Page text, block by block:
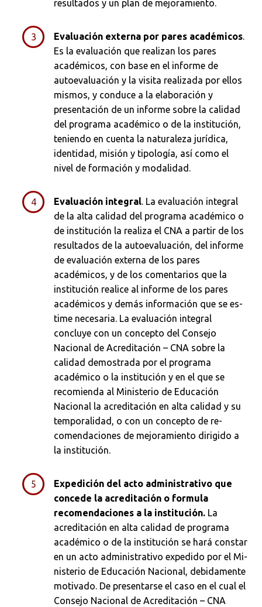
resultados y un plan de mejora­miento.
Evaluación externa por pares académicos.
Es la evaluación que realizan los pares
académicos, con base en el informe de
autoevaluación y la visita realizada por ellos
mismos, y conduce a la elaboración y
presentación de un informe sobre la calidad
del programa académico o de la institución,
teniendo en cuenta la naturaleza jurídica,
identidad, misión y tipología, así como el
nivel de formación y modalidad.
Evaluación integral. La evaluación integral
de la alta calidad del programa académico o
de institución la reali­za el CNA a partir de los
resultados de la autoevalua­ción, del informe
de evaluación externa de los pares
académicos, y de los comentarios que la
institución realice al informe de los pares
académicos y demás información que se es­
time necesaria. La evaluación integral
concluye con un con­cepto del Consejo
Nacional de Acreditación – CNA sobre la
calidad demostrada por el programa
académico o la institución y en el que se
recomienda al Ministerio de Educa­ción
Nacional la acreditación en alta calidad y su
temporalidad, o con un concepto de re­
comendaciones de mejoramiento dirigido a
la institución.
Expedición del acto administrativo que
concede la acreditación o formula
recomendaciones a la institución. La
acreditación en alta calidad de programa
académico o de la institución se hará constar
en un acto administrativo expedido por el Mi­
nisterio de Educación Nacional, debidamente
motivado. De presentarse el caso en el cual el
Consejo Nacional de Acreditación – CNA